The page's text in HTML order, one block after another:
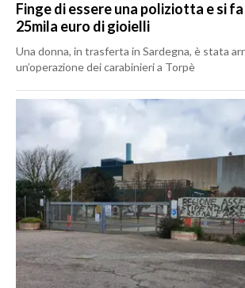
Finge di essere una poliziotta e si
25mila euro di gioielli
Una donna, in trasferta in Sardegna, è stata
un’operazione dei carabinieri a Torpè